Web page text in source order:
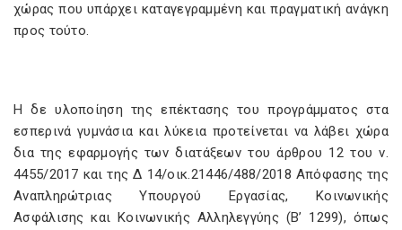
χώρας που υπάρχει καταγεγραμμένη και πραγματική ανάγκη
προς τούτο.
Η δε υλοποίηση της επέκτασης του προγράμματος στα
εσπερινά γυμνάσια και λύκεια προτείνεται να λάβει χώρα
δια της εφαρμογής των διατάξεων του άρθρου 12 του ν.
4455/2017 και της Δ 14/οικ.21446/488/2018 Απόφασης της
Αναπληρώτριας Υπουργού Εργασίας, Κοινωνικής
Ασφάλισης και Κοινωνικής Αλληλεγγύης (Β’ 1299), όπως